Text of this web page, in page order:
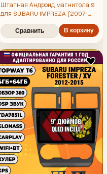
Штатная Андроид магнитола 9
для SUBARU IMPREZA (2007-
4/64гб, DSP, беспроводной
CarPlay и Android Auto, GPS и
ГЛОНАСС
Сравнить В корзину